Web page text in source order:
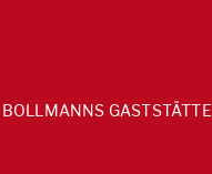
BOLLMANNS GASTSTÄTTE